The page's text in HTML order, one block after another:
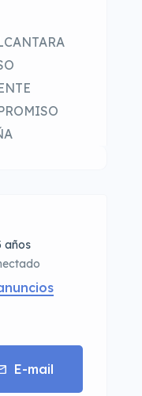
años
E-mail